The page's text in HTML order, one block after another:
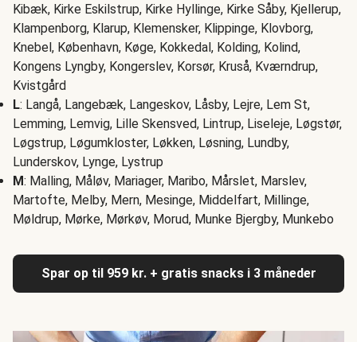
Kibæk, Kirke Eskilstrup, Kirke Hyllinge, Kirke Såby, Kjellerup,
Klampenborg, Klarup, Klemensker, Klippinge, Klovborg,
Knebel, København, Køge, Kokkedal, Kolding, Kolind,
Kongens Lyngby, Kongerslev, Korsør, Kruså, Kværndrup,
Kvistgård
L: Langå, Langebæk, Langeskov, Låsby, Lejre, Lem St,
Lemming, Lemvig, Lille Skensved, Lintrup, Liseleje, Løgstør,
Løgstrup, Løgumkloster, Løkken, Løsning, Lundby,
Lunderskov, Lynge, Lystrup
M: Malling, Måløv, Mariager, Maribo, Mårslet, Marslev,
Martofte, Melby, Mern, Mesinge, Middelfart, Millinge,
Møldrup, Mørke, Mørkøv, Morud, Munke Bjergby, Munkebo
Spar op til 959 kr. + gratis snacks i 3 måneder